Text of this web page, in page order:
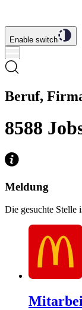
Enable switch
Beruf,
8588
Meldung
Die gesuchte Stelle